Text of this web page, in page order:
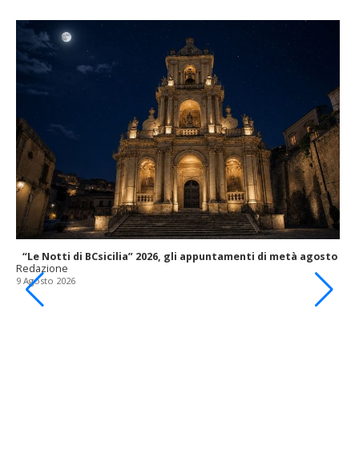
“Le Notti di BCsicilia” 2026, gli appuntamenti di metà agosto
Redazione
9 Agosto 2026